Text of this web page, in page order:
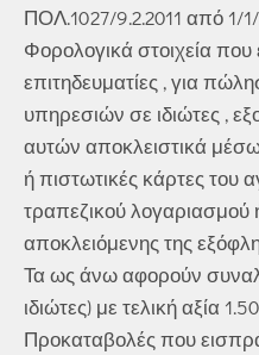
ΠΟΛ.1027/9.2.2011 από 1/
Φορολογικά στοιχεία που
επιτηδευματίες , για
υπηρεσιών σε ιδιώτες ,
αυτών αποκλειστικά
ή πιστωτικές κάρτες του
τραπεζικού λογαριασμού
αποκλειόμενης της
Τα ως άνω αφορούν
ιδιώτες) με τελική αξία
Προκαταβολές που